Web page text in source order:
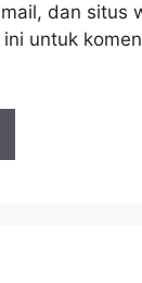
dan situs
untuk